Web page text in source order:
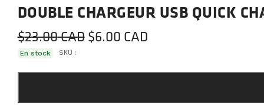
DOUBLE CHARGEUR USB QUICK
$23.00
Le
était :
$6.00
Le
est :
En stock SKU :